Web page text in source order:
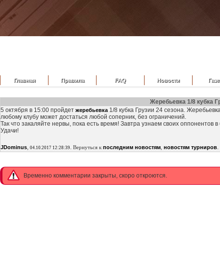
Главная Правила FAQ Новости
Жеребьевка 1/8 кубка
5 октября в 15:00 пройдет жеребьевка 1/8 кубка Грузии 24 сезона.
любому клубу может достаться любой соперник, без ограничений.
Так что закаляйте нервы, пока есть время! Завтра узнаем своих оппонентов
Удачи!
JDominus, 04.10.2017 12:28:39. Вернуться к последним новостям новостям турниров.
Временно комментарии закрыты, скоро откроются.